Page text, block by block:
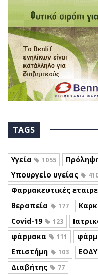
TAGS
Υγεία 1055
Υπουργείο υγείας
Φαρμακευτικές
θεραπεία 177
Covid-19 123
φάρμακα 111
Επιστήμη 103 ΕΟΔΥ
Διαβήτης 77